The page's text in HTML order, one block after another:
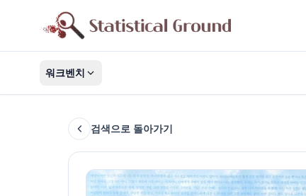
워크벤치
검색으로 돌아가기